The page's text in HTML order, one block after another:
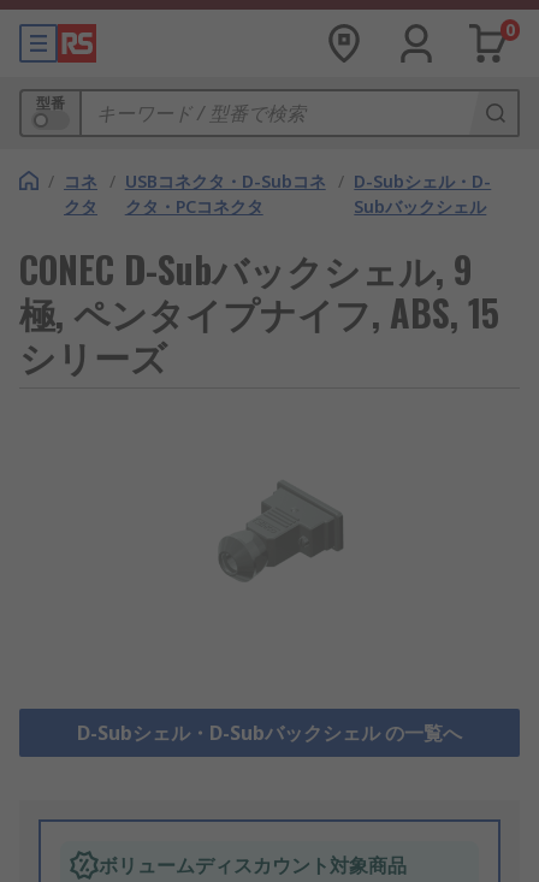
0
型番
/ コネ
クタ
/ USBコネクタ・D-Subコネ
クタ・PCコネクタ
/ D-Subシェル・D-
Subバックシェル
CONEC D-Subバックシェル, 9
極, ペンタイプナイフ, ABS, 15
シリーズ
D-Subシェル・D-Subバックシェル の一覧へ
ボリュームディスカウント対象商品